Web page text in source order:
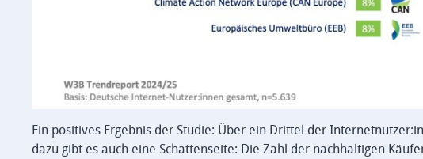
Ein positives Ergebnis der Studie: Über ein Drittel der
dazu gibt es auch eine Schattenseite: Die Zahl der nachhaltigen